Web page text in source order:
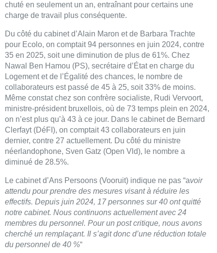
chuté en seulement un an, entraînant pour certains une
charge de travail plus conséquente.
Du côté du cabinet d’Alain Maron et de Barbara Trachte
pour Ecolo, on comptait 94 personnes en juin 2024, contre
35 en 2025, soit une diminution de plus de 61%. Chez
Nawal Ben Hamou (PS), secrétaire d’État en charge du
Logement et de l’Égalité des chances, le nombre de
collaborateurs est passé de 45 à 25, soit 33% de moins.
Même constat chez son confrère socialiste, Rudi Vervoort,
ministre-président bruxellois, où de 73 temps plein en 2024,
on n’est plus qu’à 43 à ce jour. Dans le cabinet de Bernard
Clerfayt (DéFI), on comptait 43 collaborateurs en juin
dernier, contre 27 actuellement. Du côté du ministre
néerlandophone, Sven Gatz (Open Vld), le nombre a
diminué de 28.5%.
Le cabinet d’Ans Persoons (Vooruit) indique ne pas “avoir
attendu pour prendre des mesures visant à réduire les
effectifs. Depuis juin 2024, 17 personnes sur 40 ont quitté
notre cabinet. Nous continuons actuellement avec 24
membres du personnel. Pour un post critique, nous avons
cherché un remplaçant. Il s’agit donc d’une réduction totale
du personnel de 40 %“